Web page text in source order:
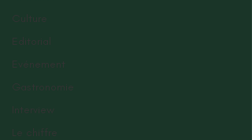
Culture
Editorial
Evénement
Gastronomie
Interview
Le chiffre